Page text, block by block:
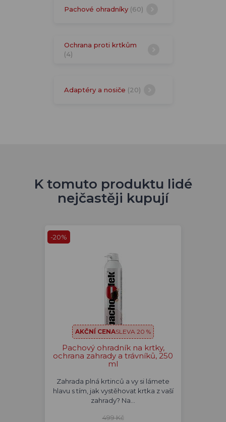
Pachové ohradníky (60)
Ochrana proti krtkům
(4)
Adaptéry a nosiče (20)
K tomuto produktu lidé
nejčastěji kupují
-20%
AKČNÍ CENASLEVA 20 %
Pachový ohradník na krtky,
ochrana zahrady a trávníků, 250
ml
Zahrada plná krtinců a vy si lámete
hlavu s tím, jak vystěhovat krtka z vaší
zahrady? Na…
499 Kč